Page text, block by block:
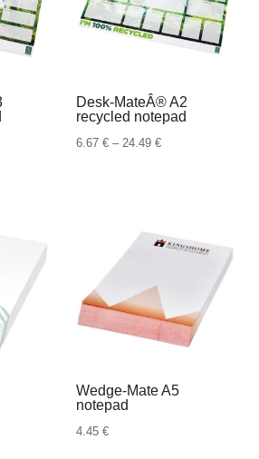
Desk-MateÂ® A2
recycled notepad
6.67€ – 24.49€Raspon
do
Wedge-Mate A5
notepad
4.45€